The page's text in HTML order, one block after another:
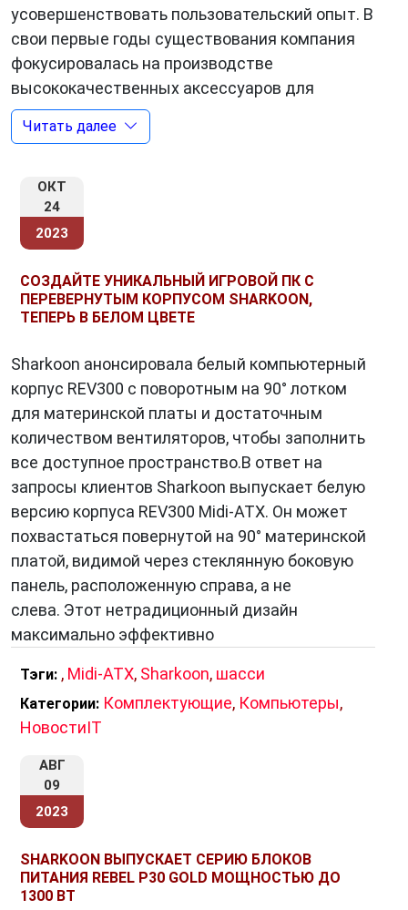
усовершенствовать пользовательский опыт. В
свои первые годы существования компания
фокусировалась на производстве
высококачественных аксессуаров для
геймеров, а с течением времени расширила
свой ассортимент, включив в него также
Качество и инновации
Одним из основных камней угловых успеха
Sharkoonявляется стремление к высокому
качеству продукции. Каждый продукт
гарантирует надёжность и долгий срок
службы. Благодаря этому подходу Sharkoon
завоевала репутацию надёжного
производителя в мире компьютерных
аксессуаров.
Но, пожалуй, главной чертой компании
является её стремление к инновациям.
ИнженерыSharkoonпостоянно работают над
разработкой новых технологий и дизайнов,
чтобы предоставить пользователям
уникальные решения. Неважно, это ли
геймерские мыши с передовыми сенсорами и
программируемыми кнопками или
инновационные корпуса для ПК с
охлаждением нового поколения — каждый
инженерной мысли.
Продуктовая линейка
Sharkoon предлагает широкий спектр
Читать далее
ОКТ
24
2023
СОЗДАЙТЕ УНИКАЛЬНЫЙ ИГРОВОЙ ПК С
ПЕРЕВЕРНУТЫМ КОРПУСОМ SHARKOON,
ТЕПЕРЬ В БЕЛОМ ЦВЕТЕ
Sharkoon анонсировала белый компьютерный
корпус REV300 с поворотным на 90° лотком
для материнской платы и достаточным
количеством вентиляторов, чтобы заполнить
все доступное пространство.В ответ на
запросы клиентов Sharkoon выпускает белую
версию корпуса REV300 Midi-ATX. Он может
похвастаться повернутой на 90° материнской
платой, видимой через стеклянную боковую
панель, расположенную справа, а не
слева. Этот нетрадиционный дизайн
максимально эффективно
Тэги: , Midi-ATX, Sharkoon, шасси
Категории: Комплектующие, Компьютеры,
НовостиIT
АВГ
09
2023
SHARKOON ВЫПУСКАЕТ СЕРИЮ БЛОКОВ
ПИТАНИЯ REBEL P30 GOLD МОЩНОСТЬЮ ДО
1300 ВТ